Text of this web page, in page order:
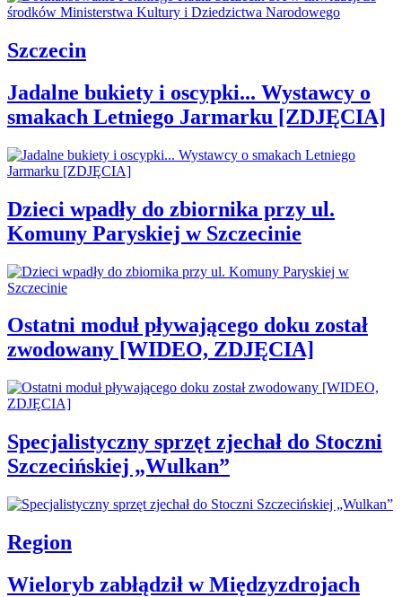
Szczecin
Jadalne bukiety i oscypki... Wystawcy o
smakach Letniego Jarmarku [ZDJĘCIA]
Dzieci wpadły do zbiornika przy ul.
Komuny Paryskiej w Szczecinie
Ostatni moduł pływającego doku został
zwodowany [WIDEO, ZDJĘCIA]
Specjalistyczny sprzęt zjechał do Stoczni
Szczecińskiej „Wulkan”
Region
Wieloryb zabłądził w Międzyzdrojach